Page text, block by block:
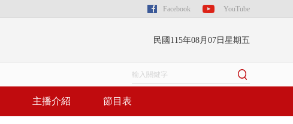
Facebook YouTube
民國115年08月07日星期五
主播介紹 節目表